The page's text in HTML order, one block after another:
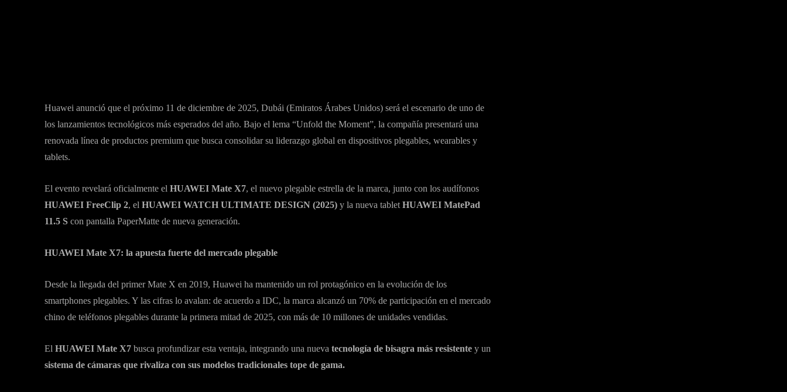
Huawei anunció que el próximo 11 de diciembre de 2025, Dubái (Emiratos Árabes Unidos) será el escenario de uno de
los lanzamientos tecnológicos más esperados del año. Bajo el lema “Unfold the Moment”, la compañía presentará una
renovada línea de productos premium que busca consolidar su liderazgo global en dispositivos plegables, wearables y
tablets.
El evento revelará oficialmente el HUAWEI Mate X7, el nuevo plegable estrella de la marca, junto con los audífonos
HUAWEI FreeClip 2, el HUAWEI WATCH ULTIMATE DESIGN (2025) y la nueva tablet HUAWEI MatePad
11.5 S con pantalla PaperMatte de nueva generación.
HUAWEI Mate X7: la apuesta fuerte del mercado plegable
Desde la llegada del primer Mate X en 2019, Huawei ha mantenido un rol protagónico en la evolución de los
smartphones plegables. Y las cifras lo avalan: de acuerdo a IDC, la marca alcanzó un 70% de participación en el mercado
chino de teléfonos plegables durante la primera mitad de 2025, con más de 10 millones de unidades vendidas.
El HUAWEI Mate X7 busca profundizar esta ventaja, integrando una nueva tecnología de bisagra más resistente y un
sistema de cámaras que rivaliza con sus modelos tradicionales tope de gama.